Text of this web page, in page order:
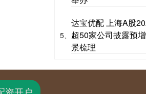
5、
达宝优配 上海A股
超50家公司披露预
景梳理